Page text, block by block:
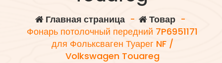
Главная страница- Товар-
Фонарь потолочный передний 7P6951171
для Фольксваген Туарег NF /
Volkswagen Touareg